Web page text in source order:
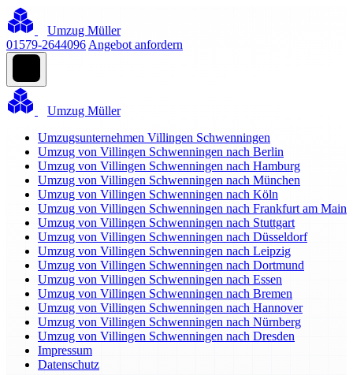
Umzug Müller
01579-2644096 Angebot anfordern
Umzug Müller
Umzugsunternehmen Villingen Schwenningen
Umzug von Villingen Schwenningen nach Berlin
Umzug von Villingen Schwenningen nach Hamburg
Umzug von Villingen Schwenningen nach München
Umzug von Villingen Schwenningen nach Köln
Umzug von Villingen Schwenningen nach Frankfurt am Main
Umzug von Villingen Schwenningen nach Stuttgart
Umzug von Villingen Schwenningen nach Düsseldorf
Umzug von Villingen Schwenningen nach Leipzig
Umzug von Villingen Schwenningen nach Dortmund
Umzug von Villingen Schwenningen nach Essen
Umzug von Villingen Schwenningen nach Bremen
Umzug von Villingen Schwenningen nach Hannover
Umzug von Villingen Schwenningen nach Nürnberg
Umzug von Villingen Schwenningen nach Dresden
Impressum
Datenschutz